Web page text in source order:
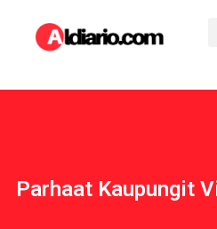
Parhaat Kaupungit